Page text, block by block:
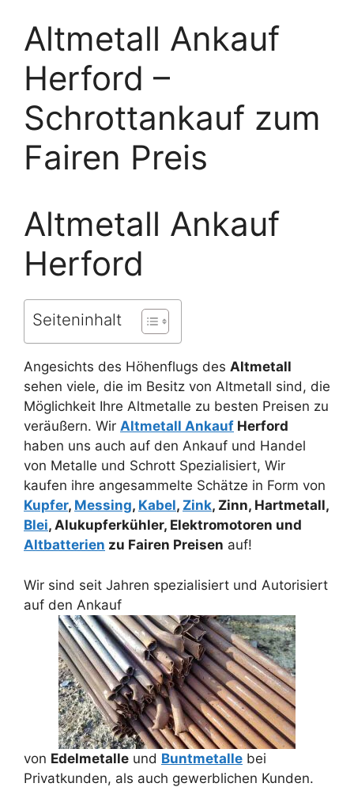
Altmetall Ankauf
Herford –
Schrottankauf zum
Fairen Preis
Altmetall Ankauf
Herford
Seiteninhalt
Angesichts des Höhenflugs des Altmetall
sehen viele, die im Besitz von Altmetall sind, die
Möglichkeit Ihre Altmetalle zu besten Preisen zu
veräußern. Wir Altmetall Ankauf Herford
haben uns auch auf den Ankauf und Handel
von Metalle und Schrott Spezialisiert, Wir
kaufen ihre angesammelte Schätze in Form von
Kupfer, Messing, Kabel, Zink, Zinn, Hartmetall,
Blei, Alukupferkühler, Elektromotoren und
Altbatterien zu Fairen Preisen auf!
Wir sind seit Jahren spezialisiert und Autorisiert
auf den Ankauf
von Edelmetalle und Buntmetalle bei
Privatkunden, als auch gewerblichen Kunden.